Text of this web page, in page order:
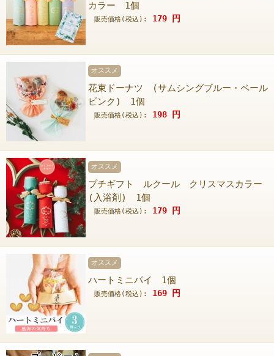
カラー 1個
販売価格(税込): 179 円
オススメ
花束ドーナツ (サムシングブルー・ペール
ピンク) 1個
販売価格(税込): 198 円
オススメ
プチギフト ルクール クリスマスカラー
(入浴剤) 1個
販売価格(税込): 179 円
オススメ
ハートミニパイ 1個
販売価格(税込): 169 円